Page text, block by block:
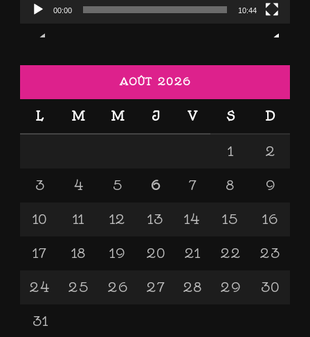
00:00 10:44
AOÛT 2026
L M M J V S D
1 2
3 4 5 6 7 8 9
10 11 12 13 14 15 16
17 18 19 20 21 22 23
24 25 26 27 28 29 30
31